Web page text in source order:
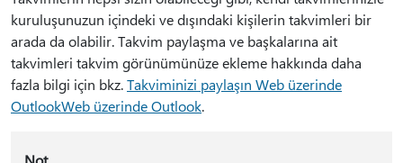
kuruluşunuzun içindeki ve dışındaki kişilerin takvimleri bir
arada da olabilir. Takvim paylaşma ve başkalarına ait
takvimleri takvim görünümünüze ekleme hakkında daha
fazla bilgi için bkz.Takviminizi paylaşın Web üzerinde
OutlookWeb üzerinde Outlook.